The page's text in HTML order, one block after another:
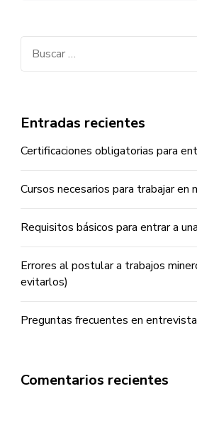
Entradas recientes
Certificaciones obligatorias para
Cursos necesarios para trabajar en
Requisitos básicos para entrar a
Errores al postular a trabajos
evitarlos)
Preguntas frecuentes en
Comentarios recientes